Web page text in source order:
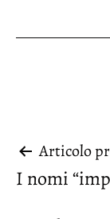
articoli
Articolo
I nomi